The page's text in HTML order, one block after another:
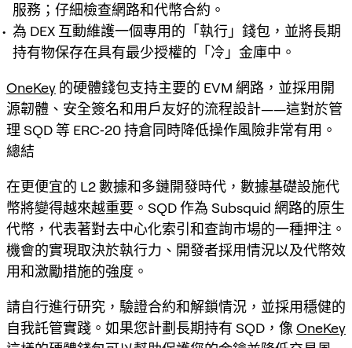
服務；仔細檢查網路和代幣合約。
為 DEX 互動維護一個專用的「執行」錢包，並將長期
持有物保存在具有最少授權的「冷」金庫中。
OneKey 的硬體錢包支持主要的 EVM 網路，並採用開
源韌體、安全簽名和用戶友好的流程設計——這對於管
理 SQD 等 ERC‑20 持倉同時降低操作風險非常有用。
總結
在更便宜的 L2 數據和多鏈開發時代，數據基礎設施代
幣將變得越來越重要。SQD 作為 Subsquid 網路的原生
代幣，代表著對去中心化索引和查詢市場的一種押注。
機會的實現取決於執行力、開發者採用情況以及代幣效
用和激勵措施的強度。
請自行進行研究，驗證合約和解鎖情況，並採用穩健的
自我託管實踐。如果您計劃長期持有 SQD，像 OneKey